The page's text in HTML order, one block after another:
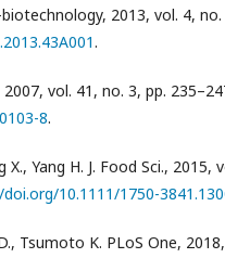
2013, vol. 4, no.
.
2007, vol. 41, no. 3, pp.
8.
X., Yang H. J. Food Sci., 2015,
10.1111/1750-
Tsumoto K. PLoS One,